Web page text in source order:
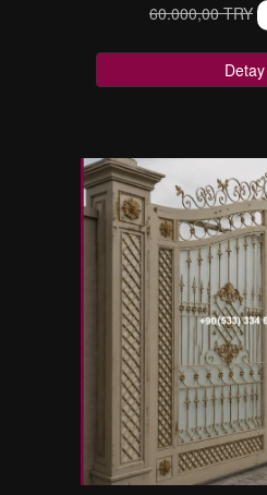
60.000,00 TRY
Detay